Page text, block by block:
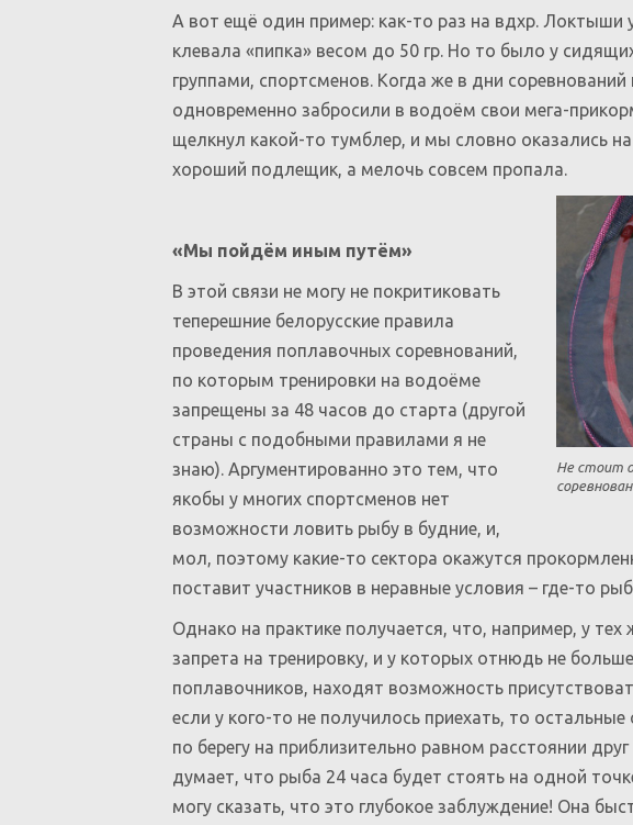
А вот ещё один пример: как-то раз на вдхр. Локтыши
клевала «пипка» весом до 50 гр. Но то было у
группами, спортсменов. Когда же в дни
одновременно забросили в водоём свои мега-
щелкнул какой-то тумблер, и мы словно оказались
хороший подлещик, а мелочь совсем пропала.
Не стоит
«Мы пойдём иным путём»
В этой связи не могу не покритиковать
теперешние белорусские правила
проведения поплавочных соревнований,
по которым тренировки на водоёме
запрещены за 48 часов до старта (другой
страны с подобными правилами я не
знаю). Аргументированно это тем, что
якобы у многих спортсменов нет
возможности ловить рыбу в будние, и,
мол, поэтому какие-то сектора окажутся
поставит участников в неравные условия – где-то
Однако на практике получается, что, например, у
запрета на тренировку, и у которых отнюдь не
поплавочников, находят возможность
если у кого-то не получилось приехать, то
по берегу на приблизительно равном расстоянии
думает, что рыба 24 часа будет стоять на одной
могу сказать, что это глубокое заблуждение! Она